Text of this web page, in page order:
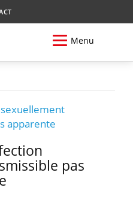
Menu
apparente
pas